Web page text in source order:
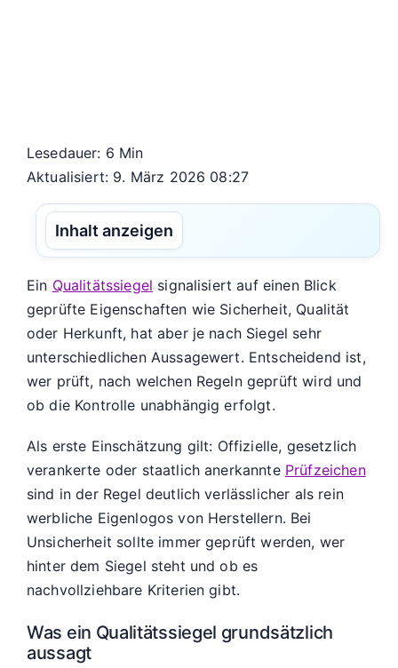
Lesedauer: 6 Min
Aktualisiert: 9. März 2026 08:27
Inhalt anzeigen
Ein Qualitätssiegel signalisiert auf einen Blick
geprüfte Eigenschaften wie Sicherheit, Qualität
oder Herkunft, hat aber je nach Siegel sehr
unterschiedlichen Aussagewert. Entscheidend ist,
wer prüft, nach welchen Regeln geprüft wird und
ob die Kontrolle unabhängig erfolgt.
Als erste Einschätzung gilt: Offizielle, gesetzlich
verankerte oder staatlich anerkannte Prüfzeichen
sind in der Regel deutlich verlässlicher als rein
werbliche Eigenlogos von Herstellern. Bei
Unsicherheit sollte immer geprüft werden, wer
hinter dem Siegel steht und ob es
nachvollziehbare Kriterien gibt.
Was ein Qualitätssiegel grundsätzlich
aussagt